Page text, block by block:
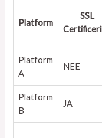
Platform
SSL
Platform
A
NEE
Platform
B
JA